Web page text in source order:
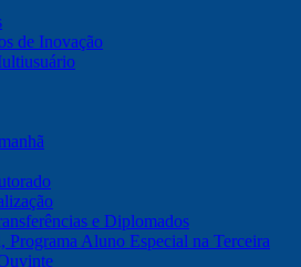
de Inovação
e Diplomados
Programa Aluno Especial na Terceira